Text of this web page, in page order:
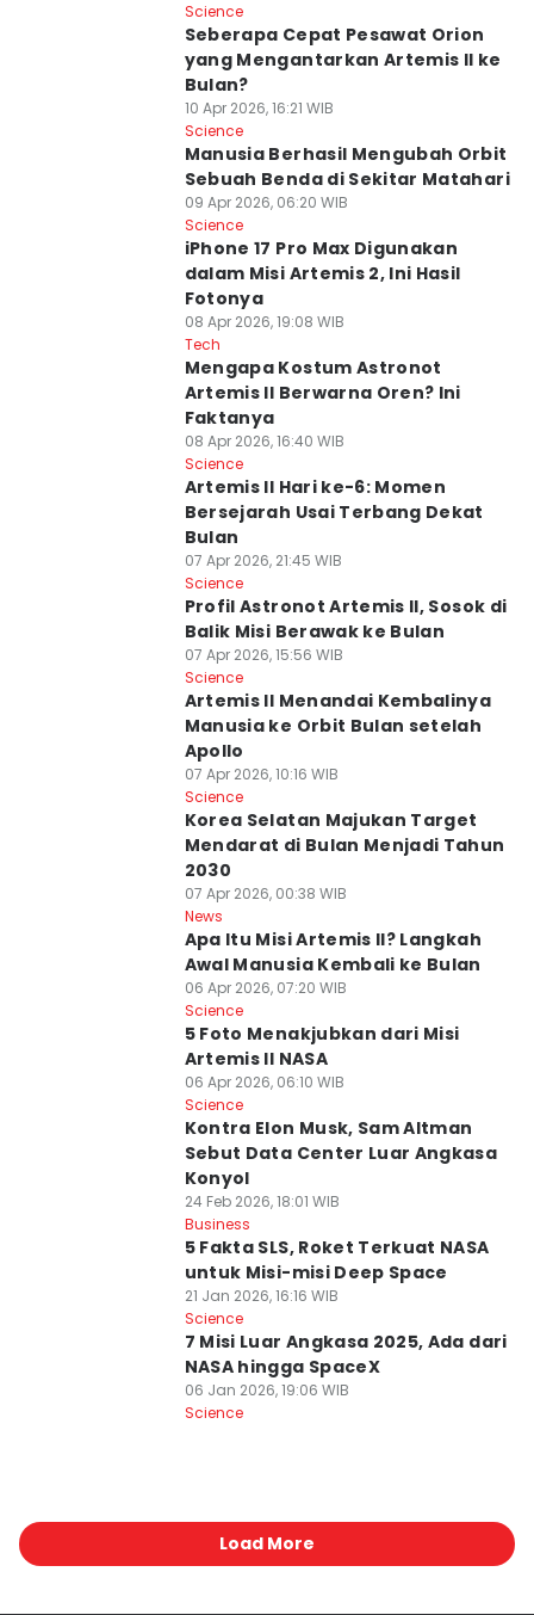
Science
Seberapa Cepat Pesawat Orion
yang Mengantarkan Artemis II ke
Bulan?
10 Apr 2026, 16:21 WIB
Science
Manusia Berhasil Mengubah Orbit
Sebuah Benda di Sekitar Matahari
09 Apr 2026, 06:20 WIB
Science
iPhone 17 Pro Max Digunakan
dalam Misi Artemis 2, Ini Hasil
Fotonya
08 Apr 2026, 19:08 WIB
Tech
Mengapa Kostum Astronot
Artemis II Berwarna Oren? Ini
Faktanya
08 Apr 2026, 16:40 WIB
Science
Artemis II Hari ke-6: Momen
Bersejarah Usai Terbang Dekat
Bulan
07 Apr 2026, 21:45 WIB
Science
Profil Astronot Artemis II, Sosok di
Balik Misi Berawak ke Bulan
07 Apr 2026, 15:56 WIB
Science
Artemis II Menandai Kembalinya
Manusia ke Orbit Bulan setelah
Apollo
07 Apr 2026, 10:16 WIB
Science
Korea Selatan Majukan Target
Mendarat di Bulan Menjadi Tahun
2030
07 Apr 2026, 00:38 WIB
News
Apa Itu Misi Artemis II? Langkah
Awal Manusia Kembali ke Bulan
06 Apr 2026, 07:20 WIB
Science
5 Foto Menakjubkan dari Misi
Artemis II NASA
06 Apr 2026, 06:10 WIB
Science
Kontra Elon Musk, Sam Altman
Sebut Data Center Luar Angkasa
Konyol
24 Feb 2026, 18:01 WIB
Business
5 Fakta SLS, Roket Terkuat NASA
untuk Misi-misi Deep Space
21 Jan 2026, 16:16 WIB
Science
7 Misi Luar Angkasa 2025, Ada dari
NASA hingga SpaceX
06 Jan 2026, 19:06 WIB
Science
Load More